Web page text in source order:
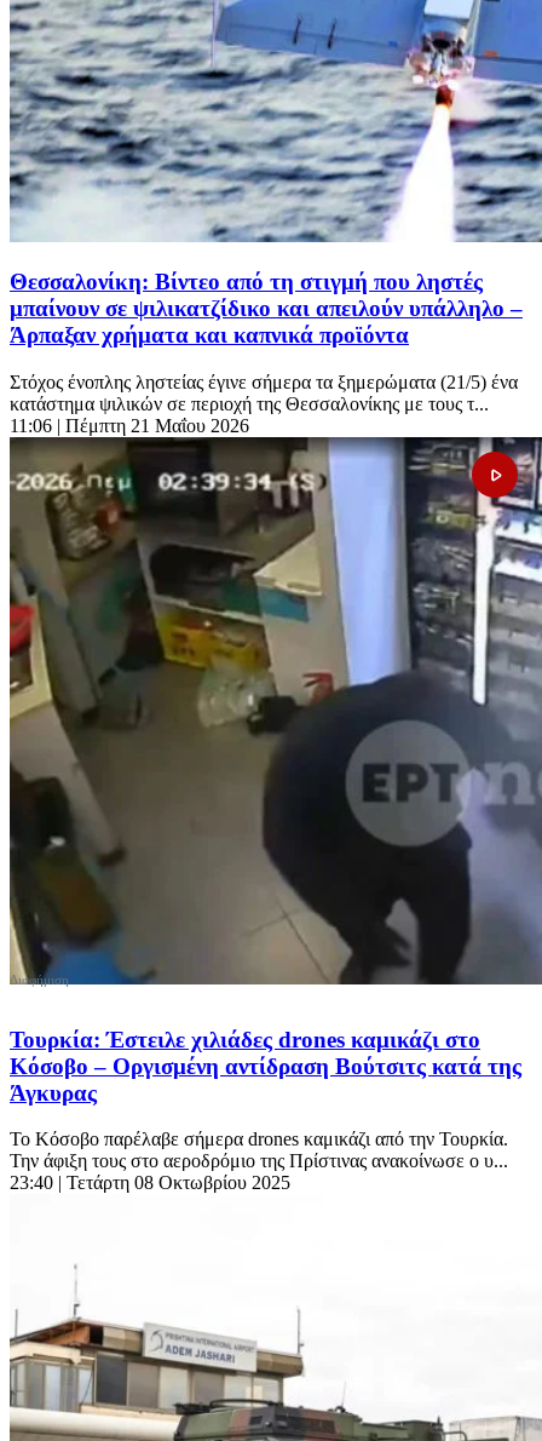
Θεσσαλονίκη: Βίντεο από τη στιγμή που ληστές
μπαίνουν σε ψιλικατζίδικο και απειλούν υπάλληλο –
Άρπαξαν χρήματα και καπνικά προϊόντα
Στόχος ένοπλης ληστείας έγινε σήμερα τα ξημερώματα (21/5) ένα
κατάστημα ψιλικών σε περιοχή της Θεσσαλονίκης με τους τ...
11:06 | Πέμπτη 21 Μαΐου 2026
Τουρκία: Έστειλε χιλιάδες drones καμικάζι στο
Κόσοβο – Οργισμένη αντίδραση Βούτσιτς κατά της
Άγκυρας
Το Κόσοβο παρέλαβε σήμερα drones καμικάζι από την Τουρκία.
Την άφιξη τους στο αεροδρόμιο της Πρίστινας ανακοίνωσε ο υ...
23:40 | Τετάρτη 08 Οκτωβρίου 2025